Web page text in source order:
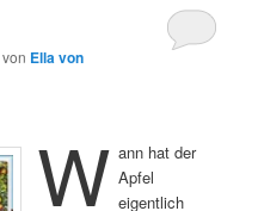
von Ella von
W ann hat der
Apfel
eigentlich